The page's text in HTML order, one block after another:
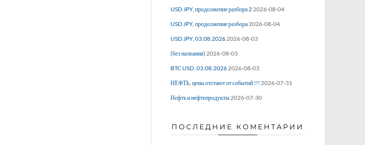
USD JPY, продолжение разбора 22026-08-04
USD JPY, продолжение разбора2026-08-04
USD JPY, 03.08.20262026-08-03
(без названия) 2026-08-03
BTC USD, 03.08.20262026-08-03
НЕФТЬ, цены отстают от событий !!! 2026-07-31
Нефть и нефтепродукты2026-07-30
ПОСЛЕДНИЕ КОМЕНТАРИИ